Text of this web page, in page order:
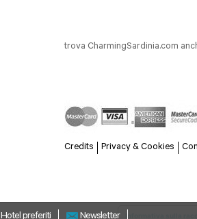
trova CharmingSardinia.com
Credits Privacy & Cookies